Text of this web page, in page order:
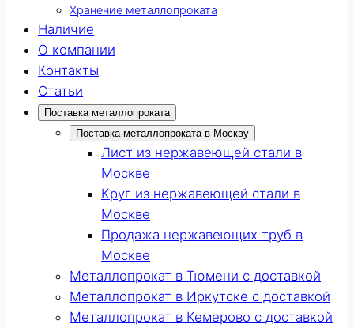
Хранение металлопроката
Наличие
О компании
Контакты
Статьи
Поставка металлопроката
Поставка металлопроката в Москву
Лист из нержавеющей стали в
Москве
Круг из нержавеющей стали в
Москве
Продажа нержавеющих труб в
Москве
Металлопрокат в Тюмени с доставкой
Металлопрокат в Иркутске с доставкой
Металлопрокат в Кемерово с доставкой